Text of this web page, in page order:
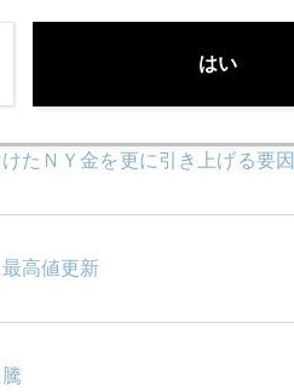
ドルまで上昇
たＮＹ金を更に引き上げる要
高値更新
はい